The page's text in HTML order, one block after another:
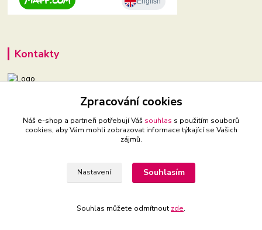
Kontakty
+420 604 921 321
babyveci@babyveci.cz
Zpracování cookies
Náš e-shop a partneři potřebují Váš souhlas s použitím souborů
cookies, aby Vám mohli zobrazovat informace týkající se Vašich
zájmů.
Nastavení Souhlasím
Souhlas můžete odmítnout zde.